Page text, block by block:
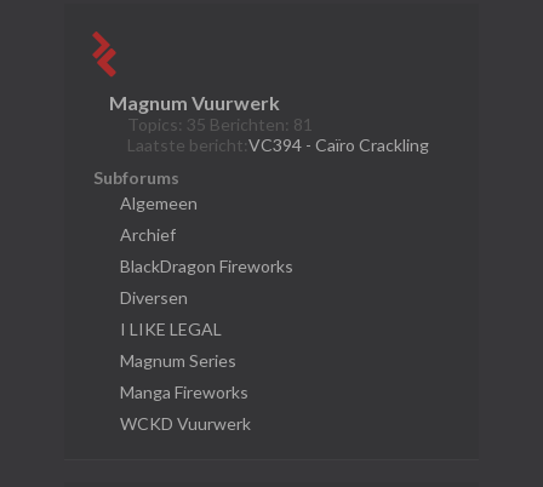
Magnum Vuurwerk
Topics: 35 Berichten: 81
Laatste bericht:VC394 - Caïro Crackling
Subforums
Algemeen
Archief
BlackDragon Fireworks
Diversen
I LIKE LEGAL
Magnum Series
Manga Fireworks
WCKD Vuurwerk